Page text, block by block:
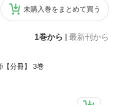
未購入巻をまとめて買う
1巻から 最新刊から
【分冊】 3巻